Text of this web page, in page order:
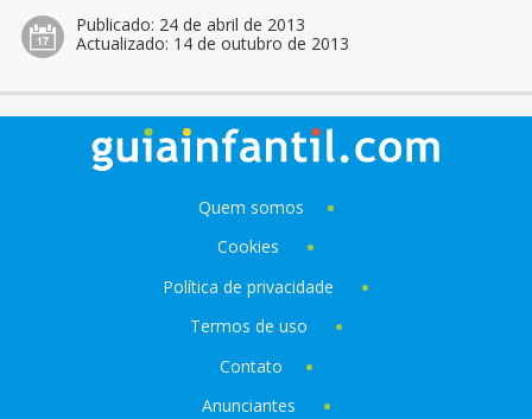
Publicado: 24 de abril de 2013
Actualizado: 14 de outubro de 2013
Quem somos
Cookies
Política de privacidade
Termos de uso
Contato
Anunciantes